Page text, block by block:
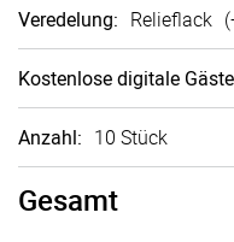
Veredelung: Relieflack
Kosten­lose digi­tale
Anzahl: 10 Stück
Gesamt